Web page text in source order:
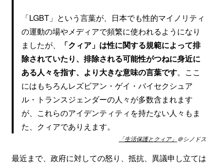
「LGBT」という言葉が、日本でも性的マイノリティ
の運動の場やメディアで頻繁に使われるようになり
ましたが、
「クィア」は性に関する規範によって排
除されていたり、排除される可能性がつねに身近に
ある人々を指す、より大きな意味の言葉です。ここ
にはもちろんレズビアン・ゲイ・バイセクシュア
ル・トランスジェンダーの人々が多数含まれます
が、これらのアイデンティティを持たない人々もま
た、クィアでありえます。
「生活保護とクィア」 ＠シノドス
最近まで、政府に対しての怒り、抵抗、異議申し立ては